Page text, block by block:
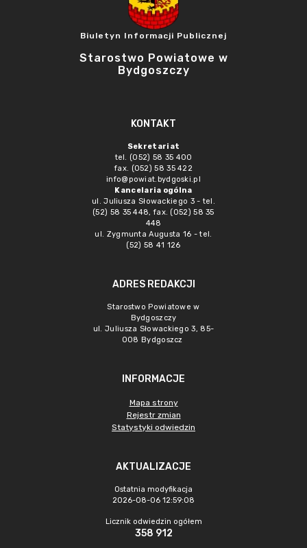
Biuletyn Informacji Publicznej
Starostwo Powiatowe w
Bydgoszczy
KONTAKT
Sekretariat
tel. (052) 58 35 400
fax. (052) 58 35 422
info@powiat.bydgoski.pl
Kancelaria ogólna
ul. Juliusza Słowackiego 3 - tel.
(52) 58 35 448, fax. (052) 58 35
448
ul. Zygmunta Augusta 16 - tel.
(52) 58 41 126
ADRES REDAKCJI
Starostwo Powiatowe w
Bydgoszczy
ul. Juliusza Słowackiego 3, 85-
008 Bydgoszcz
INFORMACJE
Mapa strony
Rejestr zmian
Statystyki odwiedzin
AKTUALIZACJE
Ostatnia modyfikacja
2026-08-06 12:59:08
Licznik odwiedzin ogółem
358 912